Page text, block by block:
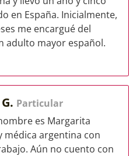
en España. Inicialmente,
me encargué del
adulto mayor español.
Particular
es Margarita
médica argentina con
Aún no cuento con